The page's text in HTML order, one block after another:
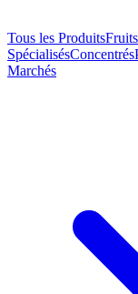
Tous les ProduitsFruits
SpécialisésConcentrés
Marchés